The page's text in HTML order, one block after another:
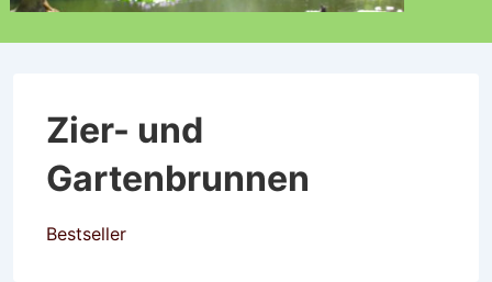
Zier- und
Gartenbrunnen
Bestseller